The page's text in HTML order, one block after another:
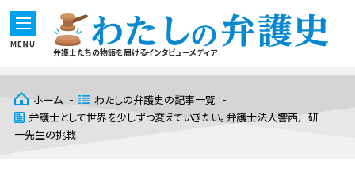
弁護士たちの物語を届けるインタビューメディア
ホーム
わたしの弁護史の記事一覧
弁護士として世界を少しずつ変えていきたい。弁護士法人響西川研
一先生の挑戦